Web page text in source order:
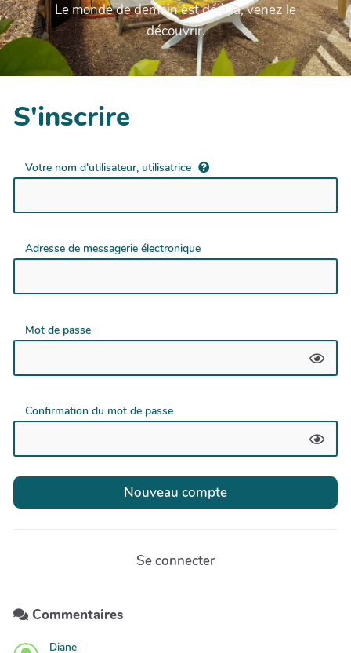
Le monde de demain est déjà la, venez le
découvrir.
S'inscrire
Votre nom d'utilisateur, utilisatrice
Adresse de messagerie électronique
Mot de passe
Confirmation du mot de passe
Se connecter
Commentaires
Diane